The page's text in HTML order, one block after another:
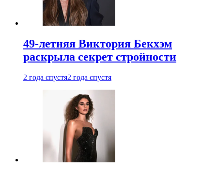
49-летняя Виктория Бекхэм
раскрыла секрет стройности
2 года спустя2 года спустя